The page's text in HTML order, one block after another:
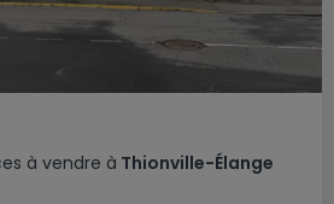
à vendre à Thionville-Élange